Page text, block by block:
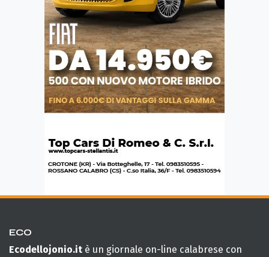
ECO
Ecodellojonio.it è un giornale on-line calabrese con